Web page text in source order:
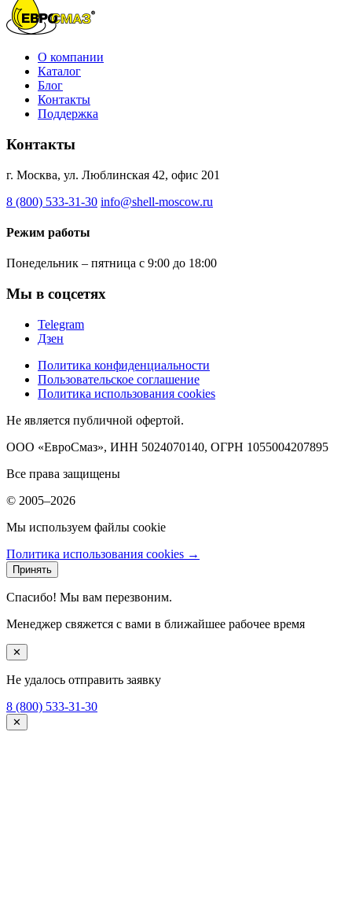
О компании
Каталог
Блог
Контакты
Поддержка
Контакты
г. Москва, ул. Люблинская 42, офис 201
8 (800) 533-31-30 info@shell-moscow.ru
Режим работы
Понедельник – пятница с 9:00 до 18:00
Мы в соцсетях
Telegram
Дзен
Политика конфиденциальности
Пользовательское соглашение
Политика использования cookies
Не является публичной офертой.
ООО «ЕвроСмаз», ИНН 5024070140, ОГРН 1055004207895
Все права защищены
© 2005–2026
Мы используем файлы cookie
Политика использования cookies →
Принять
Спасибо! Мы вам перезвоним.
Менеджер свяжется с вами в ближайшее рабочее время
✕
Не удалось отправить заявку
8 (800) 533-31-30
✕